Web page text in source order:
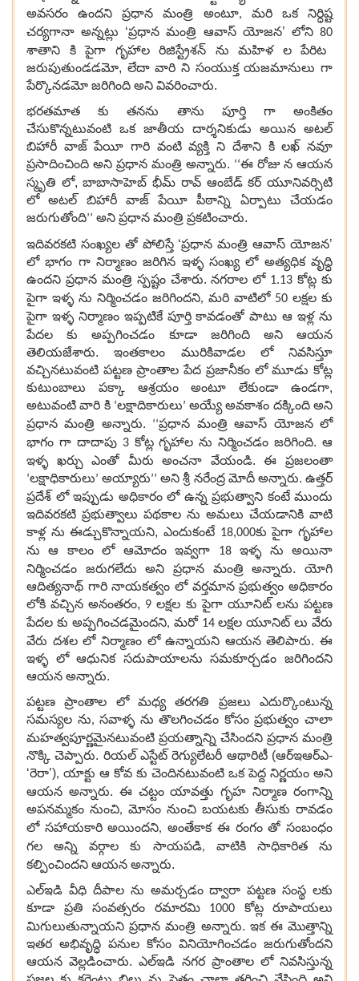
అవసరం ఉందని ప్రధాన మంత్రి అంటూ, మరి ఒక నిర్ధిష్ట
చర్యగానా అన్నట్లు ‘ప్రధాన మంత్రి ఆవాస్ యోజన’ లోని 80
శాతాని కి పైగా గృహాల రిజిస్ట్రేశన్ ను మహిళ ల పేరిట
జరుపుతుండడమో, లేదా వారి ని సంయుక్త యజమానులు గా
పేర్కొనడమో జరిగింది అని వివరించారు.
భరతమాత కు తనను తాను పూర్తి గా అంకితం
చేసుకొన్నటువంటి ఒక జాతీయ దార్శనికుడు అయిన అటల్
బిహారీ వాజ్ పేయీ గారి వంటి వ్యక్తి ని దేశాని కి లఖ్ నవూ
ప్రసాదించింది అని ప్రధాన మంత్రి అన్నారు. ‘‘ఈ రోజు న ఆయన
స్మృతి లో, బాబాసాహెబ్ భీమ్ రావ్ ఆంబేడ్‌ క‌ర్ యూనివర్సిటి
లో అటల్ బిహారీ వాజ్ పేయీ పీఠాన్ని ఏర్పాటు చేయడం
జరుగుతోంది’’ అని ప్రధాన మంత్రి ప్రకటించారు.
ఇదివరకటి సంఖ్యల తో పోలిస్తే ‘ప్రధాన మంత్రి ఆవాస్ యోజన’
లో భాగం గా నిర్మాణం జరిగిన ఇళ్ళ సంఖ్య లో అత్యధిక వృద్ధి
ఉందని ప్రధాన మంత్రి స్పష్టం చేశారు. నగరాల లో 1.13 కోట్ల కు
పైగా ఇళ్ళ ను నిర్మించడం జరిగిందని, మరి వాటిలో 50 లక్షల కు
పైగా ఇళ్ళ నిర్మాణం ఇప్పటికే పూర్తి కావడంతో పాటు ఆ ఇళ్ల ను
పేదల కు అప్పగించడం కూడా జరిగింది అని ఆయన
తెలియజేశారు. ఇంతకాలం మురికివాడల లో నివసిస్తూ
వచ్చినటువంటి పట్టణ ప్రాంతాల పేద ప్రజానీకం లో మూడు కోట్ల
కుటుంబాలు పక్కా ఆశ్రయం అంటూ లేకుండా ఉండగా,
అటువంటి వారి కి ‘లక్షాదికారులు’అయ్యే అవకాశం దక్కింది అని
ప్రధాన మంత్రి అన్నారు. ‘‘ప్రధాన మంత్రి ఆవాస్ యోజన లో
భాగం గా దాదాపు 3కోట్ల గృహాల ను నిర్మించడం జరిగింది. ఆ
ఇళ్ళ ఖర్చు ఎంతో మీరు అంచనా వేయండి. ఈ ప్రజలంతా
‘లక్షాధికారులు’అయ్యారు’’అని శ్రీ నరేంద్ర మోదీ అన్నారు. ఉత్తర్
ప్రదేశ్ లో ఇప్పుడు అధికారం లో ఉన్న ప్రభుత్వాని కంటే ముందు
ఇదివరకటి ప్రభుత్వాలు పథకాల ను అమలు చేయడానికి వాటి
కాళ్ల ను ఈడ్చుకొన్నాయని, ఎందుకంటే 18,000కు పైగా గృహాల
ను ఆ కాలం లో ఆమోదం ఇవ్వగా 18ఇళ్ళ ను అయినా
నిర్మించడం జరుగలేదు అని ప్రధాన మంత్రి అన్నారు. యోగి
ఆదిత్యనాథ్ గారి నాయకత్వం లో వర్తమాన ప్రభుత్వం అధికారం
లోకి వచ్చిన అనంతరం, 9 లక్షల కు పైగా యూనిట్ లను పట్టణ
పేదల కు అప్పగించడమైందని, మరో 14లక్షల యూనిట్ లు వేరు
వేరు దశల లో నిర్మాణం లో ఉన్నాయని ఆయన తెలిపారు. ఈ
ఇళ్ళ లో ఆధునిక సదుపాయాలను సమకూర్చడం జరిగిందని
ఆయన అన్నారు.
పట్టణ ప్రాంతాల లో మధ్య తరగతి ప్రజలు ఎదుర్కొంటున్న
సమస్యల ను,సవాళ్ళ ను తొలగించడం కోసం ప్రభుత్వం చాలా
మహత్వపూర్ణమైనటువంటి ప్రయత్నాన్ని చేసిందని ప్రధాన మంత్రి
నొక్కి చెప్పారు. రియల్ ఎస్టేట్ రెగ్యులేటరీ ఆథారిటీ (ఆర్ఇఆర్ఎ-
‘రెరా’), యాక్టు ఆ కోవ కు చెందినటువంటి ఒక పెద్ద నిర్ణయం అని
ఆయన అన్నారు. ఈ చట్టం యావత్తు గృహ నిర్మాణ రంగాన్ని
అపనమ్మకం నుంచి, మోసం నుంచి బయటకు తీసుకు రావడం
లో సహాయకారి అయిందని,అంతేకాక ఈ రంగం తో సంబంధం
గల అన్ని వర్గాల కు సాయపడి, వాటికి సాధికారిత ను
కల్పించిందని ఆయన అన్నారు.
ఎల్ఇడి వీధి దీపాల ను అమర్చడం ద్వారా పట్టణ సంస్థ లకు
కూడా ప్రతి సంవత్సరం రమారమి 1000 కోట్ల రూపాయలు
మిగులుతున్నాయని ప్రధాన మంత్రి అన్నారు. ఇక ఈ మొత్తాన్ని
ఇతర అభివృద్ధి పనుల కోసం వినియోగించడం జరుగుతోందని
ఆయన వెల్లడించారు. ఎల్ఇడి నగర ప్రాంతాల లో నివసిస్తున్న